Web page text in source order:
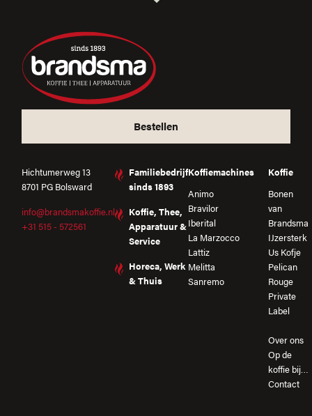
Bestellen
Hichtumerweg 13
8701 PG Bolsward
info@brandsmakoffie.nl
+31 515 - 572561
Familiebedrijf
sinds 1893
Koffie, Thee,
Apparatuur &
Service
Horeca, Werk
& Thuis
Koffiemachines
Animo
Bravilor
Iberital
La Marzocco
Lattiz
Melitta
Sanremo
Koffie
Bonen
van
Brandsma
IJzersterk
Us Kofje
Pelican
Rouge
Private
Label
Over ons
Op de
koffie bij…
Contact